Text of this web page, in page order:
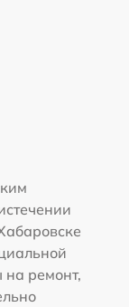
на ремонт,